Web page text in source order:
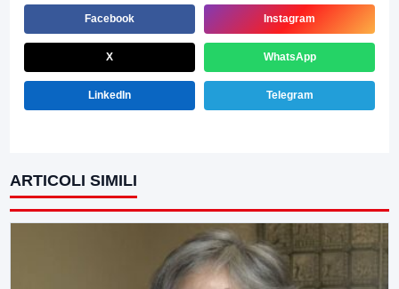
Facebook Instagram
X WhatsApp
LinkedIn Telegram
ARTICOLI SIMILI